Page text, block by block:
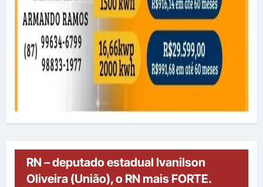
RN – deputado estadual Ivanilson
Oliveira (União), o RN mais FORTE.